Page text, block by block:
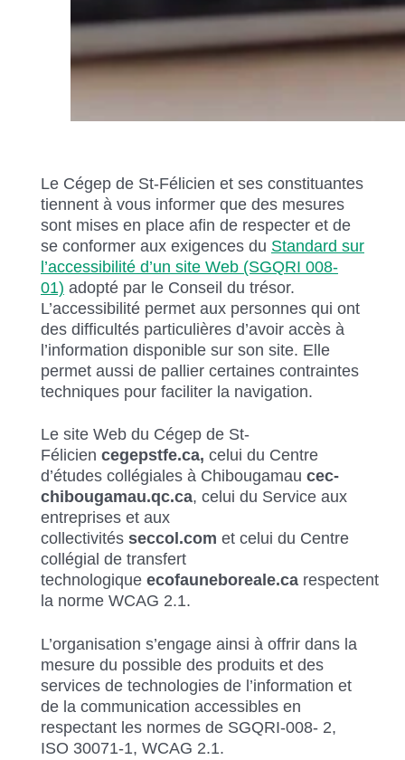
Le Cégep de St-Félicien et ses constituantes
tiennent à vous informer que des mesures
sont mises en place afin de respecter et de
se conformer aux exigences du Standard sur
l’accessibilité d’un site Web (SGQRI 008-
01) adopté par le Conseil du trésor.
L’accessibilité permet aux personnes qui ont
des difficultés particulières d’avoir accès à
l’information disponible sur son site. Elle
permet aussi de pallier certaines contraintes
techniques pour faciliter la navigation.
Le site Web du Cégep de St-
Félicien cegepstfe.ca, celui du Centre
d’études collégiales à Chibougamau cec-
chibougamau.qc.ca, celui du Service aux
entreprises et aux
collectivités seccol.com et celui du Centre
collégial de transfert
technologique ecofauneboreale.ca respectent
la norme WCAG 2.1.
L’organisation s’engage ainsi à offrir dans la
mesure du possible des produits et des
services de technologies de l’information et
de la communication accessibles en
respectant les normes de SGQRI-008- 2,
ISO 30071-1, WCAG 2.1.